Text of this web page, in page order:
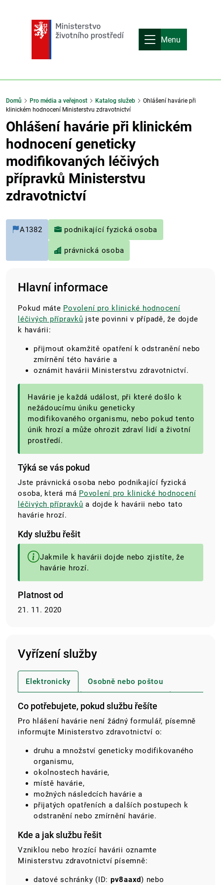
Menu
Domů Pro média a veřejnost Katalog služeb
Ohlášení havárie při
klinickém hodnocení Ministerstvu zdravotnictví
Ohlášení havárie při klinickém
hodnocení geneticky
modifikovaných léčivých
přípravků Ministerstvu
zdravotnictví
A1382 podnikající fyzická osoba
právnická osoba
Hlavní informace
Pokud máte Povolení pro klinické hodnocení
léčivých přípravků jste povinni v případě, že dojde
k havárii:
přijmout okamžitě opatření k odstranění nebo
zmírnění této havárie a
oznámit havárii Ministerstvu zdravotnictví.
Havárie je každá událost, při které došlo k
nežádoucímu úniku geneticky
modifikovaného organismu, nebo pokud tento
únik hrozí a může ohrozit zdraví lidí a životní
prostředí.
Týká se vás pokud
Jste právnická osoba nebo podnikající fyzická
osoba, která má Povolení pro klinické hodnocení
léčivých přípravků a dojde k havárii nebo tato
havárie hrozí.
Kdy službu řešit
Jakmile k havárii dojde nebo zjistíte, že
havárie hrozí.
Platnost od
21. 11. 2020
Vyřízení služby
Elektronicky Osobně nebo poštou
Co potřebujete, pokud službu řešíte
Pro hlášení havárie není žádný formulář, písemně
informujte Ministerstvo zdravotnictví o:
druhu a množství geneticky modifikovaného
organismu,
okolnostech havárie,
místě havárie,
možných následcích havárie a
přijatých opatřeních a dalších postupech k
odstranění nebo zmírnění havárie.
Kde a jak službu řešit
Vzniklou nebo hrozící havárii oznamte
Ministerstvu zdravotnictví písemně:
datové schránky (ID: pv8aaxd) nebo